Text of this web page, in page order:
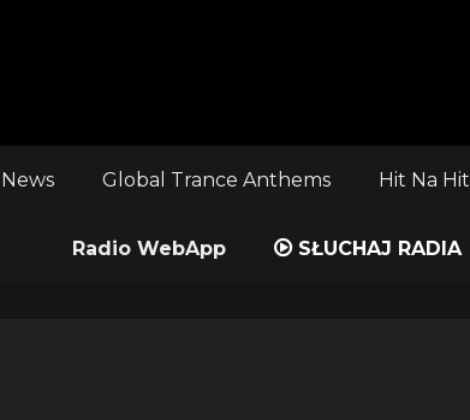
Global Trance Anthems Hit Na Hit
Radio WebApp SŁUCHAJ RADIA